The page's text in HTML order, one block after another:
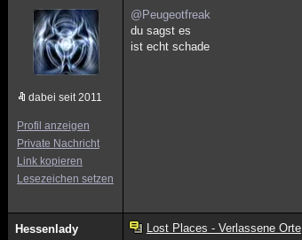
dabei seit 2011
Profil anzeigen
Private Nachricht
Link kopieren
Lesezeichen setzen
@Peugeotfreak
du sagst es
ist echt schade
Hessenlady Lost Places - Verlassene Orte